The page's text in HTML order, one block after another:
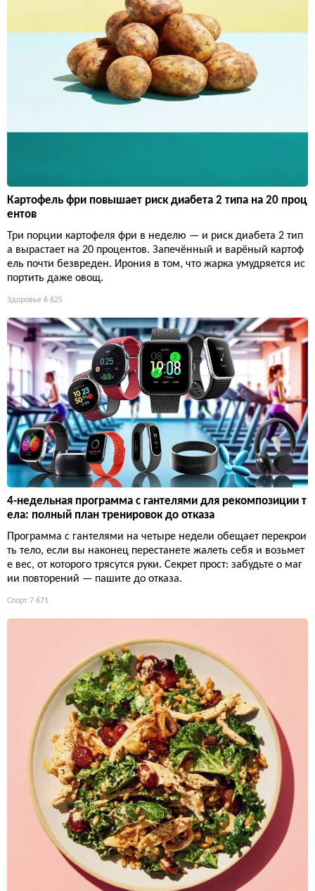
Картофель фри повышает риск диабета 2 типа на 20 проц
ентов
Три порции картофеля фри в неделю — и риск диабета 2 тип
а вырастает на 20 процентов. Запечённый и варёный картоф
ель почти безвреден. Ирония в том, что жарка умудряется ис
портить даже овощ.
Здоровье 6 625
4-недельная программа с гантелями для рекомпозиции т
ела: полный план тренировок до отказа
Программа с гантелями на четыре недели обещает перекрои
ть тело, если вы наконец перестанете жалеть себя и возьмет
е вес, от которого трясутся руки. Секрет прост: забудьте о маг
ии повторений — пашите до отказа.
Спорт 7 671